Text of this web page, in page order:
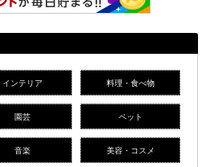
インテリア 料理・食べ物
園芸 ペット
音楽 美容・コスメ